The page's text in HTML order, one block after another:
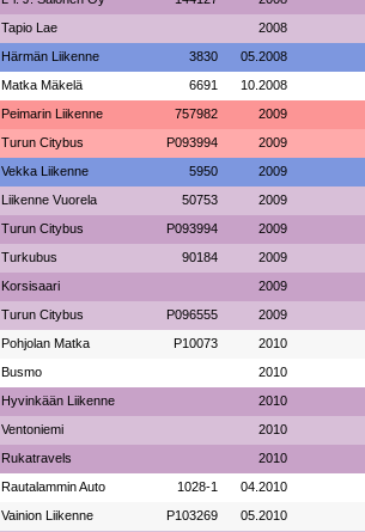
Tapio Lae 2008
Härmän Liikenne 3830 05.2008
Matka Mäkelä 6691 10.2008
Peimarin Liikenne 757982 2009
Turun Citybus P093994 2009
Vekka Liikenne 5950 2009
Liikenne Vuorela 50753 2009
Turun Citybus P093994 2009
Turkubus 90184 2009
Korsisaari 2009
Turun Citybus P096555 2009
Pohjolan Matka P10073 2010
Busmo 2010
Hyvinkään Liikenne 2010
Ventoniemi 2010
Rukatravels 2010
Rautalammin Auto 1028-1 04.2010
Vainion Liikenne P103269 05.2010